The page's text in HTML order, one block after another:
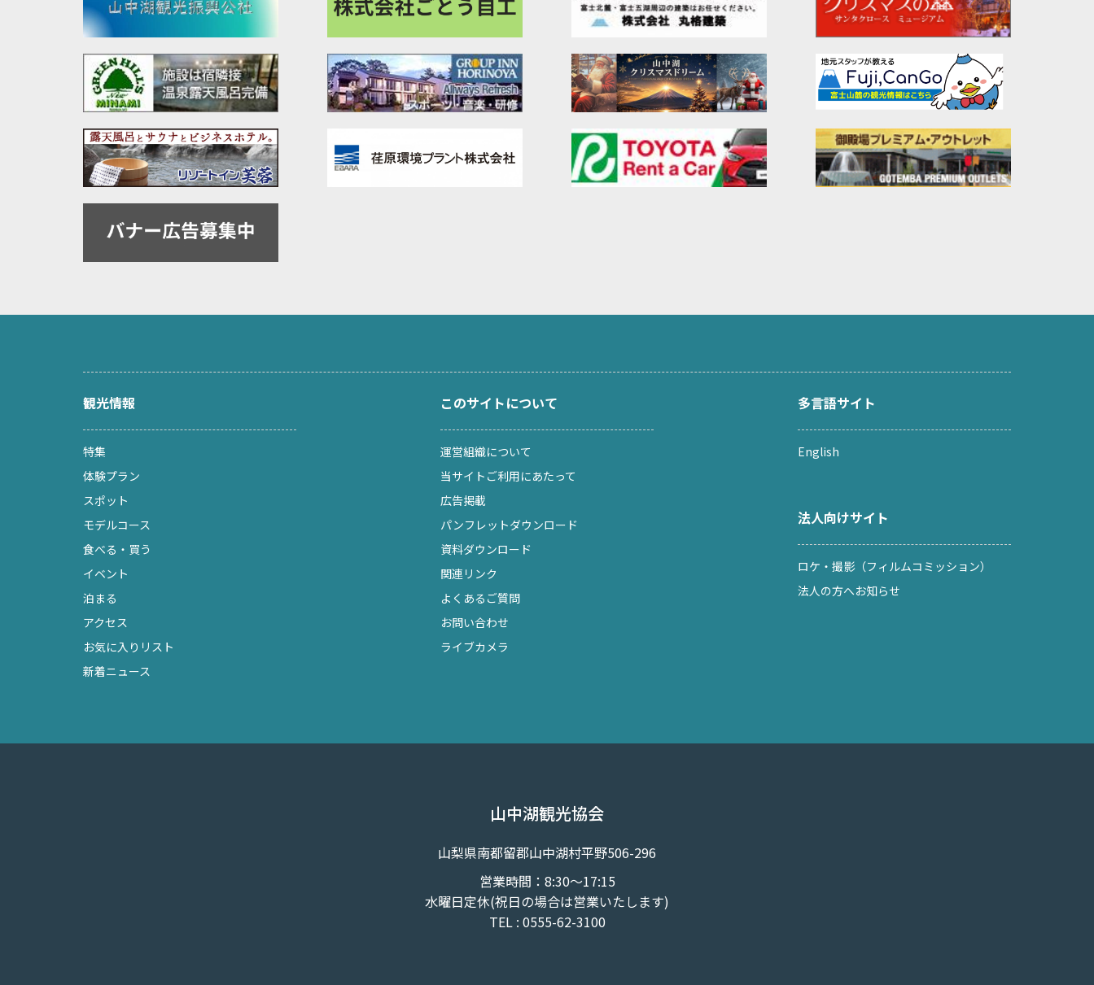
観光情報
特集
体験プラン
スポット
モデルコース
食べる・買う
イベント
泊まる
アクセス
お気に入りリスト
新着ニュース
このサイトについて
運営組織について
当サイトご利用にあたって
広告掲載
パンフレットダウンロード
資料ダウンロード
関連リンク
よくあるご質問
お問い合わせ
ライブカメラ
多言語サイト
English
法人向けサイト
ロケ・撮影（フィルムコミッション）
法人の方へお知らせ
山中湖観光協会
山梨県南都留郡山中湖村平野506-296
営業時間：8:30～17:15
水曜日定休(祝日の場合は営業いたします)
TEL : 0555-62-3100